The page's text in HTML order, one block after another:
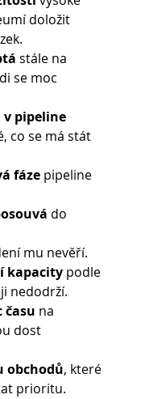
doložit
stále na
se moc
pipeline
co se má stát
fáze pipeline
do
mu nevěří.
kapacity podle
nedodrží.
času na
dost
obchodů, které
prioritu.